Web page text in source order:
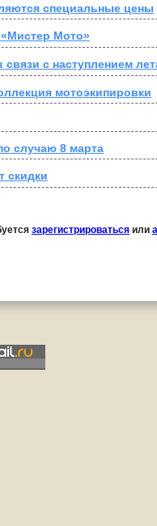
специальные цены
Мото»
с наступлением
мотоэкипировки
случаю 8 марта
скидки
зарегистрироваться или